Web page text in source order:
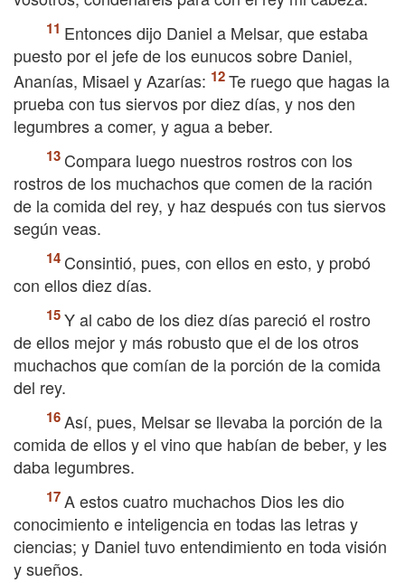
Entonces dijo Daniel a Melsar, que estaba
puesto por el jefe de los eunucos sobre Daniel,
Ananías, Misael y Azarías:
Te ruego que hagas la
prueba con tus siervos por diez días, y nos den
legumbres a comer, y agua a beber.
Compara luego nuestros rostros con los
rostros de los muchachos que comen de la ración
de la comida del rey, y haz después con tus siervos
según veas.
Consintió, pues, con ellos en esto, y probó
con ellos diez días.
Y al cabo de los diez días pareció el rostro
de ellos mejor y más robusto que el de los otros
muchachos que comían de la porción de la comida
del rey.
Así, pues, Melsar se llevaba la porción de la
comida de ellos y el vino que habían de beber, y les
daba legumbres.
A estos cuatro muchachos Dios les dio
conocimiento e inteligencia en todas las letras y
ciencias; y Daniel tuvo entendimiento en toda visión
y sueños.